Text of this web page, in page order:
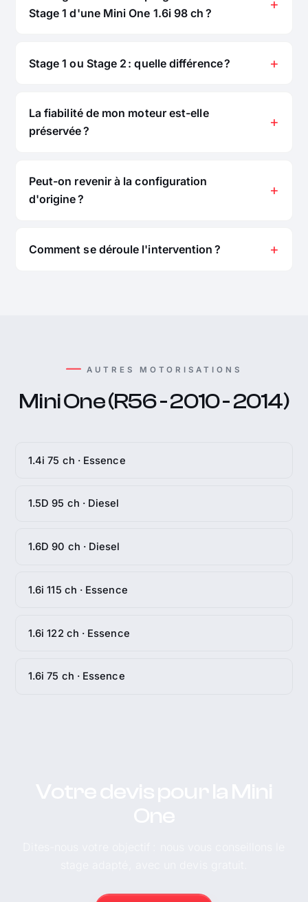
Stage 1 d'une Mini One 1.6i 98 ch ?
Stage 1 ou Stage 2 : quelle différence ?
La fiabilité de mon moteur est-elle
préservée ?
Peut-on revenir à la configuration
d'origine ?
Comment se déroule l'intervention ?
AUTRES MOTORISATIONS
Mini One (R56 - 2010 - 2014)
1.4i 75 ch · Essence
1.5D 95 ch · Diesel
1.6D 90 ch · Diesel
1.6i 115 ch · Essence
1.6i 122 ch · Essence
1.6i 75 ch · Essence